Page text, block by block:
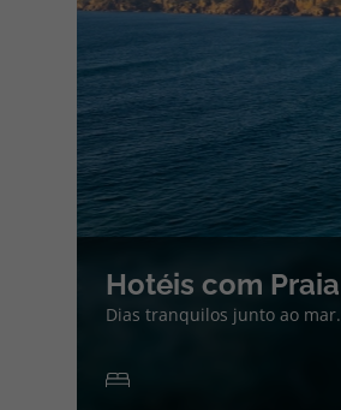
Hotéis com Praia
Dias tranquilos junto ao mar.